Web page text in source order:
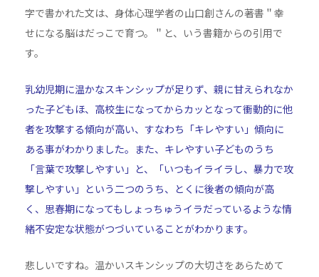
字で書かれた文は、身体心理学者の山口創さんの著書＂幸
せになる脳はだっこで育つ。＂と、いう書籍からの引用で
す。
乳幼児期に温かなスキンシップが足りず、親に甘えられなか
った子どもほ、高校生になってからカッとなって衝動的に他
者を攻撃する傾向が高い、すなわち「キレやすい」傾向に
ある事がわかりました。また、キレやすい子どものうち
「言葉で攻撃しやすい」と、「いつもイライラし、暴力で攻
撃しやすい」という二つのうち、とくに後者の傾向が高
く、思春期になってもしょっちゅうイラだっているような情
緒不安定な状態がつづいていることがわかります。
悲しいですね。温かいスキンシップの大切さをあらためて